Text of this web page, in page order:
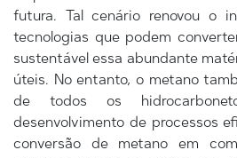
futura. Tal cenário renovou o
tecnologias que podem
sustentável essa abundante
úteis. No entanto, o metano
de todos os
desenvolvimento de processos
conversão de metano em